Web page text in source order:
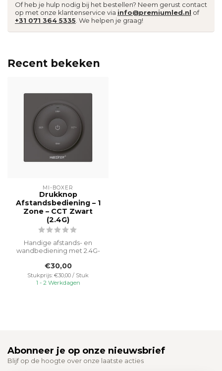
Of heb je hulp nodig bij het bestellen? Neem gerust contact
op met onze klantenservice via info@premiumled.nl of
+31 071 364 5335 . We helpen je graag!
Recent bekeken
MI-BOXER
Drukknop
Afstandsbediening – 1
Zone – CCT Zwart
(2.4G)
Handige afstands- en
wandbediening met 2.4G-
moeiteloze cont...
€30,00
Stukprijs: €30,00 / Stuk
1 - 2 Werkdagen
Abonneer je op onze nieuwsbrief
Blijf op de hoogte over onze laatste acties